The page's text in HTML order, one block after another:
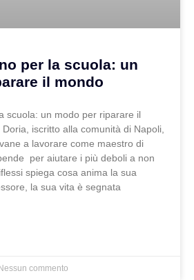
per la scuola: un
il mondo
scuola: un modo per riparare il
iscritto alla comunità di Napoli,
a lavorare come maestro di
per aiutare i più deboli a non
spiega cosa anima la sua
la sua vita è segnata
commento